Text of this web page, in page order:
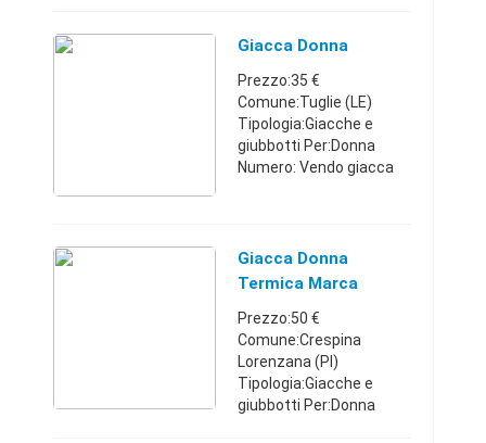
poco e mai usata.
€
Giacca Donna
Prezzo:35 €
Comune:Tuglie (LE)
Tipologia:Giacche e
giubbotti Per:Donna
Numero: Vendo giacca
Puglia328258448435 €
Giacca Donna
Termica Marca
Nirvana
Prezzo:50 €
Comune:Crespina
Lorenzana (PI)
Tipologia:Giacche e
giubbotti Per:Donna